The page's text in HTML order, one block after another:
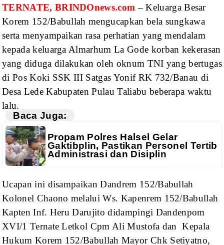
TERNATE, BRINDOnews.com – Keluarga Besar
Korem 152/Babullah mengucapkan bela sungkawa
serta menyampaikan rasa perhatian yang mendalam
kepada keluarga Almarhum La Gode korban kekerasan
yang diduga dilakukan oleh oknum TNI yang bertugas
di Pos Koki SSK III Satgas Yonif RK 732/Banau di
Desa Lede Kabupaten Pulau Taliabu beberapa waktu
lalu.
Baca Juga:
Propam Polres Halsel Gelar
Gaktibplin, Pastikan Personel Tertib
Administrasi dan Disiplin
Ucapan ini disampaikan Dandrem 152/Babullah
Kolonel Chaono melalui Ws. Kapenrem 152/Babullah
KaptenInf. Heru Darujito didampingi Dandenpom
XVI/1 Ternate Letkol Cpm Ali Mustofa dan Kepala
Hukum Korem 152/Babullah Mayor Chk Setiyatno,